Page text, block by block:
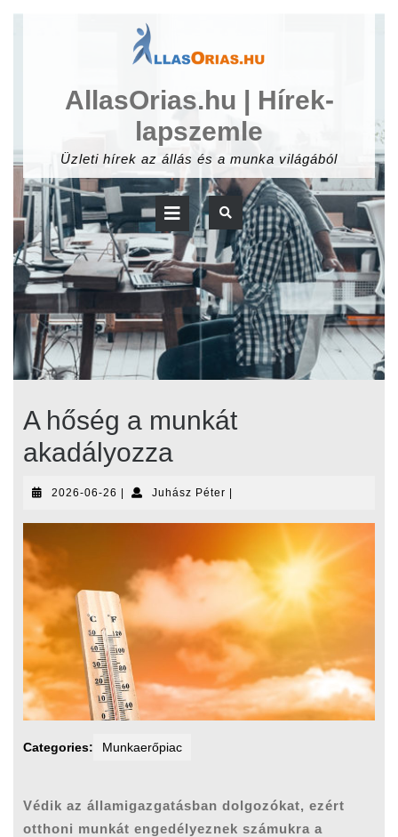
AllasOrias.hu | Hírek-
lapszemle
Üzleti hírek az állás és a munka világából
Open
Button
A hőség a munkát
akadályozza
2026-06-26 2026-
26
| Juhász PéterJuhász
|
Categories: Munkaerőpiac
Védik az államigazgatásban dolgozókat, ezért
otthoni munkát engedélyeznek számukra a